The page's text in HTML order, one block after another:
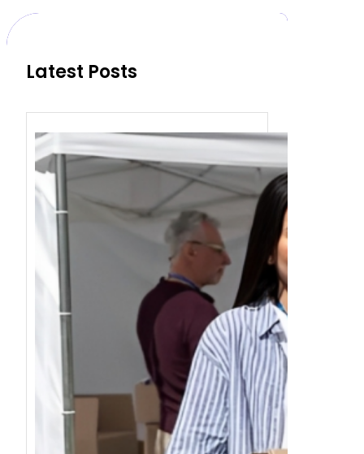
c
Latest Posts